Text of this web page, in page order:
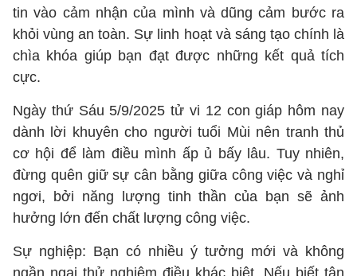
tin vào cảm nhận của mình và dũng cảm bước ra
khỏi vùng an toàn. Sự linh hoạt và sáng tạo chính là
chìa khóa giúp bạn đạt được những kết quả tích
cực.
Ngày thứ Sáu 5/9/2025 tử vi 12 con giáp hôm nay
dành lời khuyên cho người tuổi Mùi nên tranh thủ
cơ hội để làm điều mình ấp ủ bấy lâu. Tuy nhiên,
đừng quên giữ sự cân bằng giữa công việc và nghỉ
ngơi, bởi năng lượng tinh thần của bạn sẽ ảnh
hưởng lớn đến chất lượng công việc.
Sự nghiệp: Bạn có nhiều ý tưởng mới và không
ngần ngại thử nghiệm điều khác biệt. Nếu biết tận